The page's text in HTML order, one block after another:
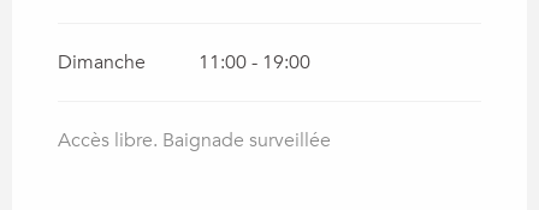
Dimanche 11:00 - 19:00
Accès libre. Baignade surveillée